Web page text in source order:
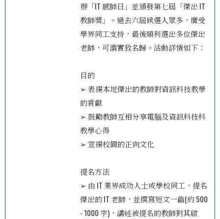
辦「IT 感師日」並頒發第七屆「傑出 IT
教師獎」。過去六屆候選人眾多，廣受
學界同工支持，最後順利選出多位傑出
老師，可謂實致名歸。活動詳情如下：
目的
➢ 表揚本地傑出的教師對資訊科技教學
的貢獻
➢ 鼓勵教師互相分享電腦及資訊科技科
教學心得
➢ 宣揚校園的正向文化
提名方法
➢ 由 IT 業界成功人士或學校同工，提名
傑出的 IT 老師，並撰寫短文一篇(約 500
- 1000 字)，講述被提名的教師對其啟